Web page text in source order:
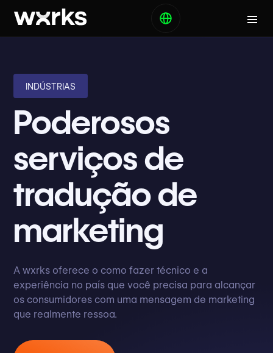
INDÚSTRIAS
Poderosos
serviços de
tradução de
marketing
A wxrks oferece o como fazer técnico e a
experiência no país que você precisa para alcançar
os consumidores com uma mensagem de marketing
que realmente ressoa.